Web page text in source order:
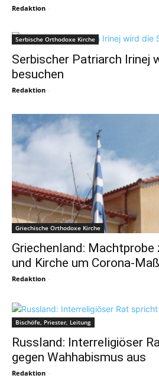
Redaktion -
Serbische Orthodoxe Kirche
Serbischer Patriarch Irinej
besuchen
Redaktion -
Griechische Orthodoxe Kirche
Griechenland:
und Kirche um Corona-
Redaktion -
Bischöfe, Priester, Leitung
Russland: Interreligiöser
gegen Wahhabismus aus
Redaktion -